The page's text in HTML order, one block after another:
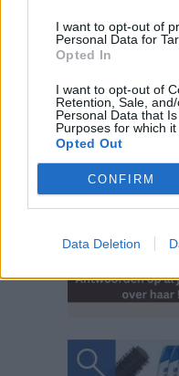
I want to opt-out of
Personal Data for
Opted In
I want to opt-out of
Retention, Sale,
Personal Data that
Purposes for which it
Opted Out
CONFIRM
Data Deletion